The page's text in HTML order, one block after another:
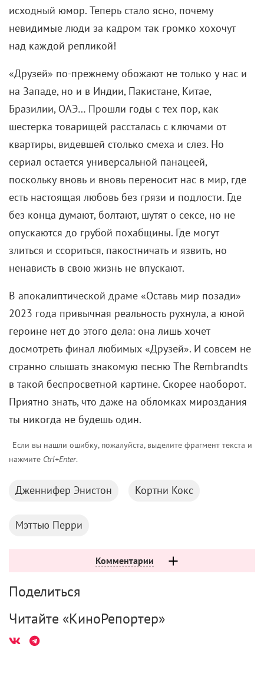
В апокалиптической драме «Оставь мир позади»
2023 года привычная реальность рухнула, а юной
героине нет до этого дела: она лишь хочет
досмотреть финал любимых «Друзей». И совсем не
странно слышать знакомую песню The Rembrandts
в такой беспросветной картине. Скорее наоборот.
Приятно знать, что даже на обломках мироздания
ты никогда не будешь один.
Если вы нашли ошибку, пожалуйста, выделите фрагмент текста и
нажмитеCtrl+Enter.
Дженнифер Энистон Кортни Кокс
Мэттью Перри
Поделиться
Читайте «КиноРепортер»
6 августа 2026
Медиа запустили творческую лабораторию
Международная выставка «Оборудование.
Технологии. Кино» пройдет в Санкт-
Петербурге